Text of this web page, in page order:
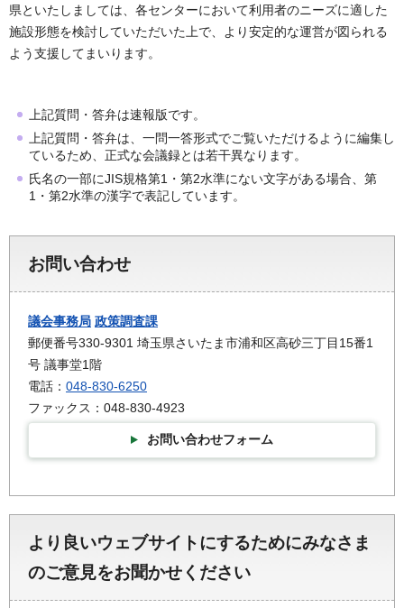
県といたしましては、各センターにおいて利用者のニーズに適した
施設形態を検討していただいた上で、より安定的な運営が図られる
よう支援してまいります。
上記質問・答弁は速報版です。
上記質問・答弁は、一問一答形式でご覧いただけるように編集し
ているため、正式な会議録とは若干異なります。
氏名の一部にJIS規格第1・第2水準にない文字がある場合、第
1・第2水準の漢字で表記しています。
お問い合わせ
議会事務局 政策調査課
郵便番号330-9301 埼玉県さいたま市浦和区高砂三丁目15番1
号 議事堂1階
電話： 048-830-6250
ファックス：048-830-4923
お問い合わせフォーム
より良いウェブサイトにするためにみなさま
のご意見をお聞かせください